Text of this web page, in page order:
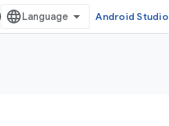
Android Studio